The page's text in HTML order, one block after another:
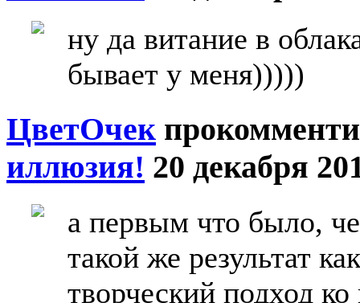
ну да витание в
бывает у меня)))))
ЦветOчек
иллюзия! 20 декабря
а первым что было,
такой же результат
творческий подход